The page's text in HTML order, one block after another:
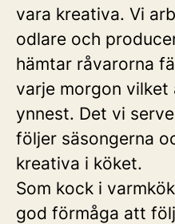
vara kreativa. Vi
odlare och
hämtar råvarorna
varje morgon
ynnest. Det vi
följer säsongerna
kreativa i köket.
Som kock i
god förmåga att